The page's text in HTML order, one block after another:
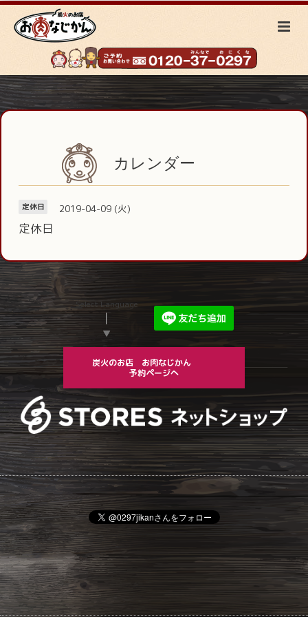
カレンダー
定休日 2019-04-09 (火)
定休日
Select Language
▼
炭火のお店 お肉なじかん
予約ページへ